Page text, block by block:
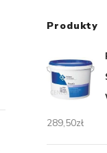
Produkty
289,50zł